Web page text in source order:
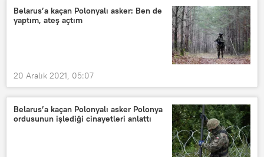
Belarus’a kaçan Polonyalı asker: Ben de
yaptım, ateş açtım
20 Aralık 2021, 05:07
Belarus’a kaçan Polonyalı asker Polonya
ordusunun işlediği cinayetleri anlattı